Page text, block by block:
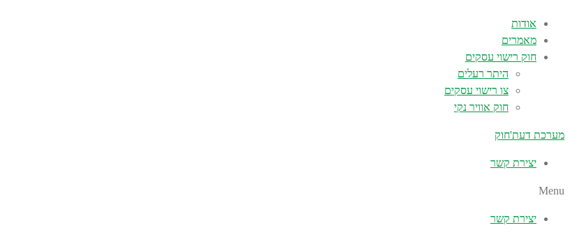
אודות
מאמרים
חוק רישוי עסקים
היתר רעלים
צו רישוי עסקים
חוק אוויר נקי
מערכת דעת'חוק
יצירת קשר
Menu
יצירת קשר